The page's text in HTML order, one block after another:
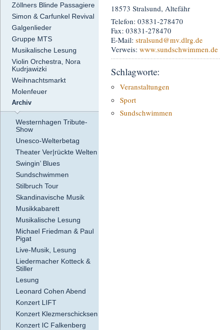
Zöllners Blinde Passagiere
Simon & Carfunkel Revival
Galgenlieder
Gruppe MTS
Musikalische Lesung
Violin Orchestra, Nora
Kudrjawizki
Weihnachtsmarkt
Molenfeuer
Archiv
Westernhagen Tribute-
Show
Unesco-Welterbetag
Theater Ver|rückte Welten
Swingin’ Blues
Sundschwimmen
Stilbruch Tour
Skandinavische Musik
Musikkabarett
Musikalische Lesung
Michael Friedman & Paul
Pigat
Live-Musik, Lesung
Liedermacher Kotteck &
Stiller
Lesung
Leonard Cohen Abend
Konzert LIFT
Konzert Klezmerschicksen
Konzert IC Falkenberg
18573 Stralsund, Altefähr
Telefon: 03831-278470
Fax: 03831-278470
E-Mail: stralsund@mv.dlrg.de
Verweis: www.sundschwimmen.de
Schlagworte:
Veranstaltungen
Sport
Sundschwimmen